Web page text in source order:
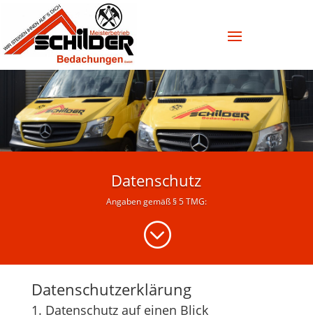
Datenschutz
Angaben gemäß § 5 TMG:
;
Datenschutz­erklärung
1. Datenschutz auf einen Blick